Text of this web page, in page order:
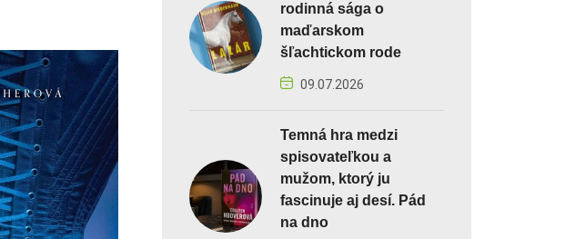
rodinná sága o
maďarskom
šľachtickom rode
09.07.2026
Temná hra medzi
spisovateľkou a
mužom, ktorý ju
fascinuje aj desí. Pád
na dno